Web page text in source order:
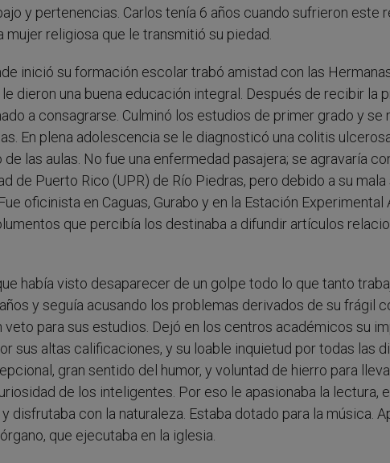
y pertenencias. Carlos tenía 6 años cuando sufrieron este
mujer religiosa que le transmitió su piedad.
inició su formación escolar trabó amistad con las
dieron una buena educación integral. Después de recibir la
a consagrarse. Culminó los estudios de primer grado y se
En plena adolescencia se le diagnosticó una colitis
las aulas. No fue una enfermedad pasajera; se agravaría
de Puerto Rico (UPR) de Río Piedras, pero debido a su
oficinista en Caguas, Gurabo y en la Estación Experimental
que percibía los destinaba a difundir artículos
había visto desaparecer de un golpe todo lo que tanto
y seguía acusando los problemas derivados de su frágil
veto para sus estudios. Dejó en los centros académicos su
sus altas calificaciones, y su loable inquietud por todas las
gran sentido del humor, y voluntad de hierro para
de los inteligentes. Por eso le apasionaba la lectura,
disfrutaba con la naturaleza. Estaba dotado para la música.
que ejecutaba en la iglesia.